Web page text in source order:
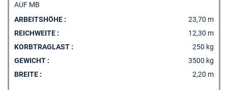
AUF MB
ARBEITSHÖHE :
23,70 m
REICHWEITE :
12,30 m
KORBTRAGLAST :
250 kg
GEWICHT :
3500 kg
BREITE :
2,20 m